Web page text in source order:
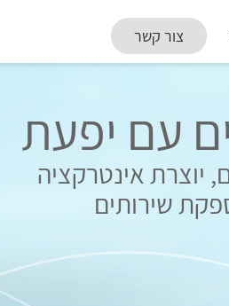
צור קשר
עם יפעת
יוצרת אינטרקציה
שירותים